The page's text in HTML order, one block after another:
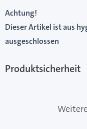
Achtung!
Dieser Artikel ist aus
ausgeschlossen
Produktsicherheit